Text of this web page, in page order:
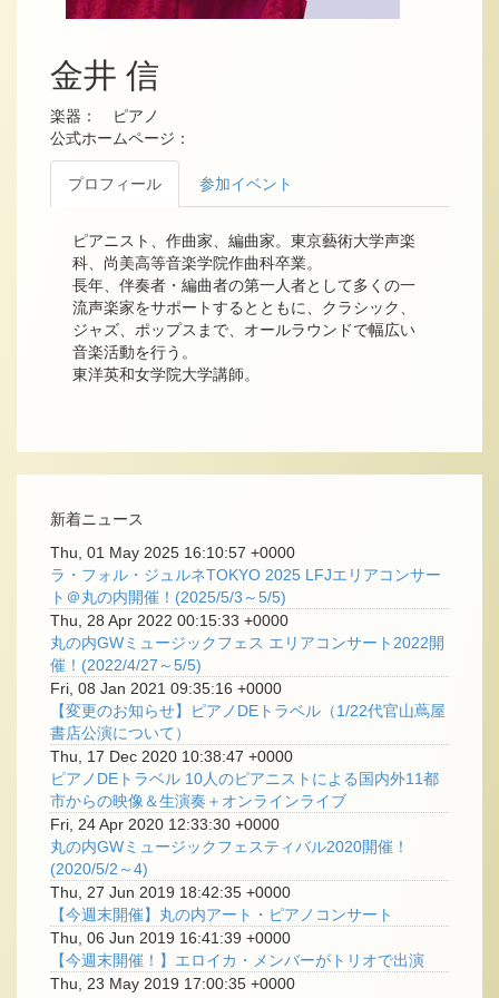
金井 信
楽器： ピアノ
公式ホームページ：
プロフィール 参加イベント
ピアニスト、作曲家、編曲家。東京藝術大学声楽
科、尚美高等音楽学院作曲科卒業。
長年、伴奏者・編曲者の第一人者として多くの一
流声楽家をサポートするとともに、クラシック、
ジャズ、ポップスまで、オールラウンドで幅広い
音楽活動を行う。
東洋英和女学院大学講師。
新着ニュース
Thu, 01 May 2025 16:10:57 +0000
ラ・フォル・ジュルネTOKYO 2025 LFJエリアコンサー
ト＠丸の内開催！(2025/5/3～5/5)
Thu, 28 Apr 2022 00:15:33 +0000
丸の内GWミュージックフェス エリアコンサート2022開
催！(2022/4/27～5/5)
Fri, 08 Jan 2021 09:35:16 +0000
【変更のお知らせ】ピアノDEトラベル（1/22代官山蔦屋
書店公演について）
Thu, 17 Dec 2020 10:38:47 +0000
ピアノDEトラベル 10人のピアニストによる国内外11都
市からの映像＆生演奏＋オンラインライブ
Fri, 24 Apr 2020 12:33:30 +0000
丸の内GWミュージックフェスティバル2020開催！
(2020/5/2～4)
Thu, 27 Jun 2019 18:42:35 +0000
【今週末開催】丸の内アート・ピアノコンサート
Thu, 06 Jun 2019 16:41:39 +0000
【今週末開催！】エロイカ・メンバーがトリオで出演
Thu, 23 May 2019 17:00:35 +0000